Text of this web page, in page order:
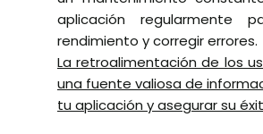
aplicación regularmente
rendimiento y corregir errores.
La retroalimentación de los
una fuente valiosa de
tu aplicación y asegurar su